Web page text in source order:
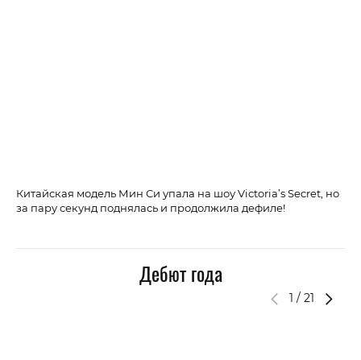
Китайская модель Мин Си упала на шоу Victoria’s Secret, но
за пару секунд поднялась и продолжила дефиле!
Дебют года
1 / 21